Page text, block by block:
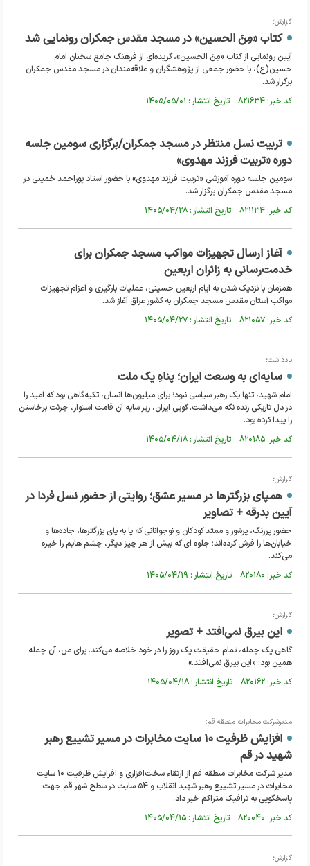
گزارش؛
کتاب «مِنَ الحسین» در مسجد مقدس جمکران رونمایی شد
آیین رونمایی از کتاب «مِنَ الحسین»، گزیده‌ای از فرهنگ جامع سخنان امام
حسین(ع)، با حضور جمعی از پژوهشگران و علاقه‌مندان در مسجد مقدس جمکران
برگزار شد.
کد خبر: ۸۲۱۶۳۴ تاریخ انتشار : ۱۴۰۵/۰۵/۰۱
تربیت نسل منتظر در مسجد جمکران/برگزاری سومین جلسه
دوره «تربیت فرزند مهدوی»
سومین جلسه دوره آموزشی «تربیت فرزند مهدوی» با حضور استاد پوراحمد خمینی در
مسجد مقدس جمکران برگزار شد.
کد خبر: ۸۲۱۱۳۴ تاریخ انتشار : ۱۴۰۵/۰۴/۲۸
آغاز ارسال تجهیزات مواکب مسجد جمکران برای
خدمت‌رسانی به زائران اربعین
همزمان با نزدیک شدن به ایام اربعین حسینی، عملیات بارگیری و اعزام تجهیزات
مواکب آستان مقدس مسجد جمکران به کشور عراق آغاز شد.
کد خبر: ۸۲۱۰۵۷ تاریخ انتشار : ۱۴۰۵/۰۴/۲۷
یادداشت؛
سایه‌ای به وسعت ایران؛ پناهِ یک ملت
امام شهید، تنها یک رهبر سیاسی نبود؛ برای میلیون‌ها انسان، تکیه‌گاهی بود که امید را
در دل تاریکی زنده نگه می‌داشت. گویی ایران، زیر سایه آن قامت استوار، جرئت برخاستن
را پیدا کرده بود.
کد خبر: ۸۲۰۱۸۵ تاریخ انتشار : ۱۴۰۵/۰۴/۱۸
گزارش؛
همپای بزرگترها در مسیر عشق؛ روایتی از حضور نسل فردا در
آیین بدرقه + تصاویر
حضور پررنگ، پرشور و ممتد کودکان و نوجوانانی که پا به پای بزرگترها، جاده‌ها و
خیابان‌ها را فرش کرده‌اند؛ جلوه ای که بیش از هر چیز دیگر، چشم هایم را خیره
می‌کند.
کد خبر: ۸۲۰۱۸۰ تاریخ انتشار : ۱۴۰۵/۰۴/۱۹
گزارش؛
این بیرق نمی‌افتد + تصویر
گاهی یک جمله، تمام حقیقت یک روز را در خود خلاصه می‌کند. برای من، آن جمله
همین بود: «این بیرق نمی‌افتد.»
کد خبر: ۸۲۰۱۶۲ تاریخ انتشار : ۱۴۰۵/۰۴/۱۸
مدیرشرکت مخابرات منطقه قم:
افزایش ظرفیت ۱۰ سایت مخابرات در مسیر تشییع رهبر
شهید در قم
مدیر شرکت مخابرات منطقه قم از ارتقاء سخت‌افزاری و افزایش ظرفیت ۱۰ سایت
مخابرات در مسیر تشییع رهبر شهید انقلاب و ۵۴ سایت در سطح شهر قم جهت
پاسخگویی به ترافیک متراکم خبر داد.
کد خبر: ۸۲۰۰۴۰ تاریخ انتشار : ۱۴۰۵/۰۴/۱۵
گزارش؛